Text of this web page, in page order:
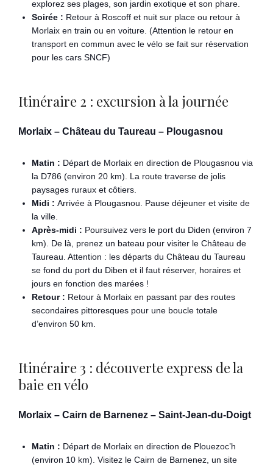
explorez ses plages, son jardin exotique et son phare.
Soirée : Retour à Roscoff et nuit sur place ou retour à
Morlaix en train ou en voiture. (Attention le retour en
transport en commun avec le vélo se fait sur réservation
pour les cars SNCF)
Itinéraire 2 : excursion à la journée
Morlaix – Château du Taureau – Plougasnou
Matin : Départ de Morlaix en direction de Plougasnou via
la D786 (environ 20 km). La route traverse de jolis
paysages ruraux et côtiers.
Midi : Arrivée à Plougasnou. Pause déjeuner et visite de
la ville.
Après-midi : Poursuivez vers le port du Diden (environ 7
km). De là, prenez un bateau pour visiter le Château de
Taureau. Attention : les départs du Château du Taureau
se fond du port du Diben et il faut réserver, horaires et
jours en fonction des marées !
Retour : Retour à Morlaix en passant par des routes
secondaires pittoresques pour une boucle totale
d’environ 50 km.
Itinéraire 3 : découverte express de la
baie en vélo
Morlaix – Cairn de Barnenez – Saint-Jean-du-Doigt
Matin : Départ de Morlaix en direction de Plouezoc’h
(environ 10 km). Visitez le Cairn de Barnenez, un site